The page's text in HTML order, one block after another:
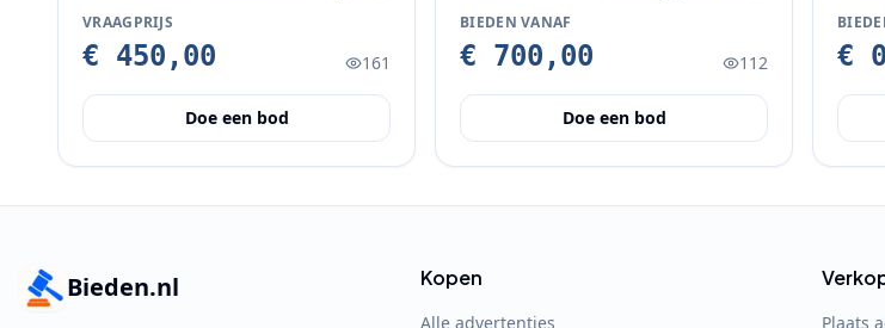
half maart ongeveer
VRAAGPRIJS
€ 450,00 161
Doe een bod
BIEDEN VANAF
€ 700,00 112
Doe een bod
€
Bieden.nl Kopen
Alle advertenties Plaats